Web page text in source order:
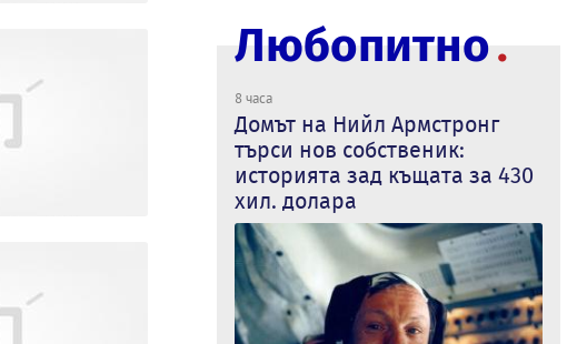
Любопитно
8 часа
Домът на Нийл Армстронг
търси нов собственик:
историята зад къщата за 430
хил. долара